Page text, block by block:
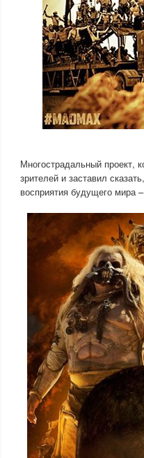
Многострадальный проект,
зрителей и заставил
восприятия будущего мира